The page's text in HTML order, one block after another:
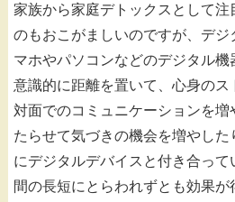
家族から家庭デトックスとして注
のもおこがましいのですが、デジ
マホやパソコンなどのデジタル
意識的に距離を置いて、心身のス
対面でのコミュニケーションを
たらせて気づきの機会を増やし
にデジタルデバイスと付き合っ
間の長短にとらわれずとも効果